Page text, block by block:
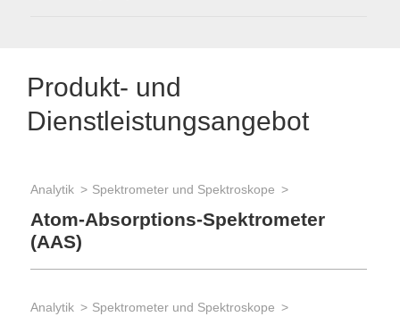
Produkt- und
Dienstleistungsangebot
Analytik Spektrometer und Spektroskope
Atom-Absorptions-Spektrometer
(AAS)
Analytik Spektrometer und Spektroskope